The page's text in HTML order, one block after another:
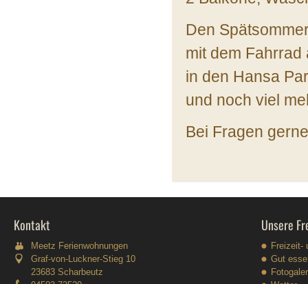
Den
mit dem
in den Hansa
und noch viel
Bei Fragen
Kontakt
Meetz Ferienwohnungen
Graf-von-Luckner-Stieg 10
23683 Scharbeutz
Unsere
Freizeit-
Gut